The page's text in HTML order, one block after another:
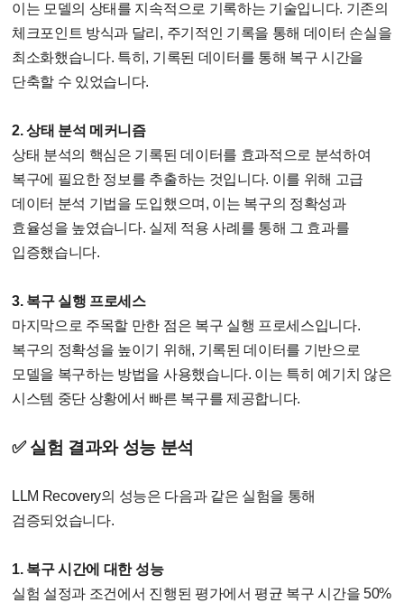
이는 모델의 상태를 지속적으로 기록하는 기술입니다. 기존의
체크포인트 방식과 달리, 주기적인 기록을 통해 데이터 손실을
최소화했습니다. 특히, 기록된 데이터를 통해 복구 시간을
단축할 수 있었습니다.
2. 상태 분석 메커니즘
상태 분석의 핵심은 기록된 데이터를 효과적으로 분석하여
복구에 필요한 정보를 추출하는 것입니다. 이를 위해 고급
데이터 분석 기법을 도입했으며, 이는 복구의 정확성과
효율성을 높였습니다. 실제 적용 사례를 통해 그 효과를
입증했습니다.
3. 복구 실행 프로세스
마지막으로 주목할 만한 점은 복구 실행 프로세스입니다.
복구의 정확성을 높이기 위해, 기록된 데이터를 기반으로
모델을 복구하는 방법을 사용했습니다. 이는 특히 예기치 않은
시스템 중단 상황에서 빠른 복구를 제공합니다.
✅ 실험 결과와 성능 분석
LLM Recovery의 성능은 다음과 같은 실험을 통해
검증되었습니다.
1. 복구 시간에 대한 성능
실험 설정과 조건에서 진행된 평가에서 평균 복구 시간을 50%